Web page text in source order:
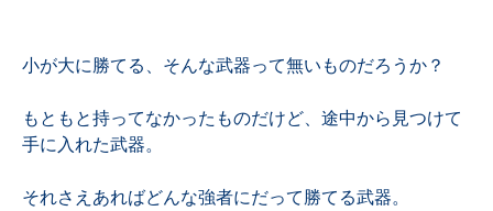
小が大に勝てる、そんな武器って無いものだろうか？
もともと持ってなかったものだけど、途中から見つけて
手に入れた武器。
それさえあればどんな強者にだって勝てる武器。